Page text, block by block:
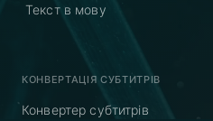
Текст в мову
КОНВЕРТАЦІЯ СУБТИТРІВ
Конвертер субтитрів